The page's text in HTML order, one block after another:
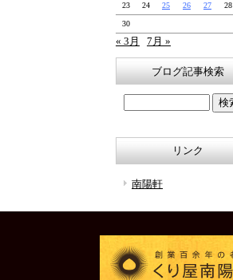
23 24 25 26 27 28
30
« 3月 7月 »
ブログ記事検索
リンク
南陽軒